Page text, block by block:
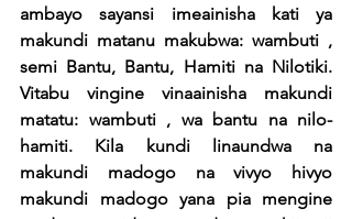
ambayo sayansi imeainisha kati ya
makundi matanu makubwa: wambuti ,
semi Bantu, Bantu, Hamiti na Nilotiki.
Vitabu vingine vinaainisha makundi
matatu: wambuti , wa bantu na nilo-
hamiti. Kila kundi linaundwa na
makundi madogo na vivyo hivyo
makundi madogo yana pia mengine